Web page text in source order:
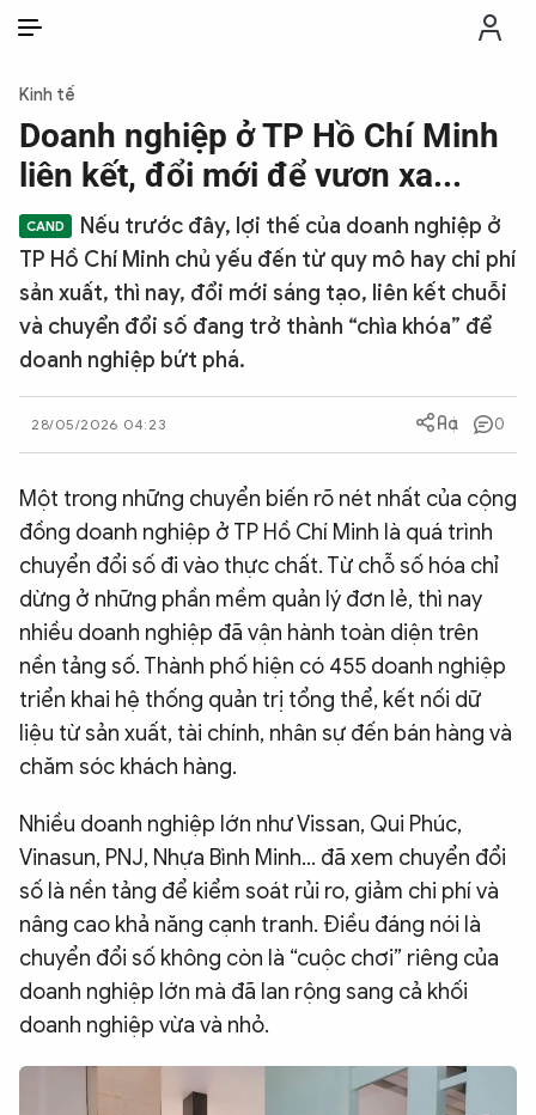
THỜI SỰ
CHỐNG DIỄN BIẾN HÒA BÌNH
CÔNG AN TRONG LÒNG DÂN
PHÁP LUẬT
CÔNG NGHỆ
QUỐC TẾ
VĂN HÓA - THỂ THAO
BẠN ĐỌC & CAND
eMagazine
Podcast
Video Ảnh
Infographic
Chuyên trangAn ninh thế giới Văn nghệ Công an
Chuyên đề
Kinh tế
Doanh nghiệp ở TP Hồ Chí Minh
liên kết, đổi mới để vươn xa...
Nếu trước đây, lợi thế của doanh nghiệp ở
TP Hồ Chí Minh chủ yếu đến từ quy mô hay chi phí
sản xuất, thì nay, đổi mới sáng tạo, liên kết chuỗi
và chuyển đổi số đang trở thành “chìa khóa” để
doanh nghiệp bứt phá.
28/05/2026 04:23 0
Một trong những chuyển biến rõ nét nhất của cộng
đồng doanh nghiệp ở TP Hồ Chí Minh là quá trình
chuyển đổi số đi vào thực chất. Từ chỗ số hóa chỉ
dừng ở những phần mềm quản lý đơn lẻ, thì nay
nhiều doanh nghiệp đã vận hành toàn diện trên
nền tảng số. Thành phố hiện có 455 doanh nghiệp
triển khai hệ thống quản trị tổng thể, kết nối dữ
liệu từ sản xuất, tài chính, nhân sự đến bán hàng và
chăm sóc khách hàng.
Nhiều doanh nghiệp lớn như Vissan, Qui Phúc,
Vinasun, PNJ, Nhựa Bình Minh... đã xem chuyển đổi
số là nền tảng để kiểm soát rủi ro, giảm chi phí và
nâng cao khả năng cạnh tranh. Điều đáng nói là
chuyển đổi số không còn là “cuộc chơi” riêng của
doanh nghiệp lớn mà đã lan rộng sang cả khối
doanh nghiệp vừa và nhỏ.